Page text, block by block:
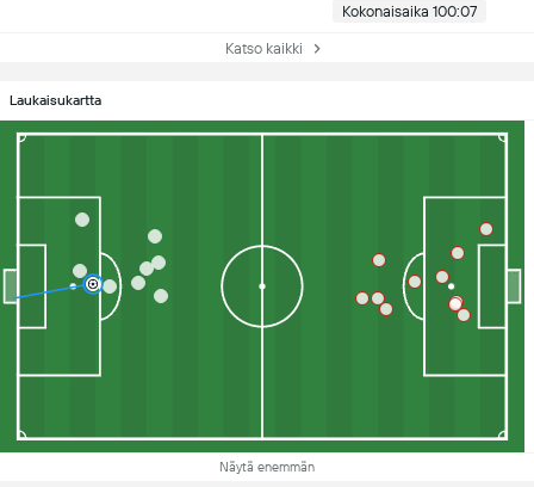
Kokonaisaika 100:07
Katso kaikki
Laukaisukartta
Näytä enemmän